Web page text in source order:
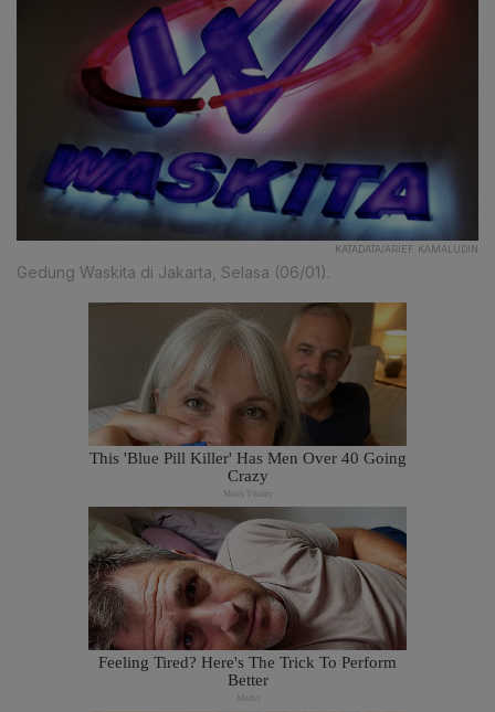
KATADATA/ARIEF KAMALUDIN
Gedung Waskita di Jakarta, Selasa (06/01).